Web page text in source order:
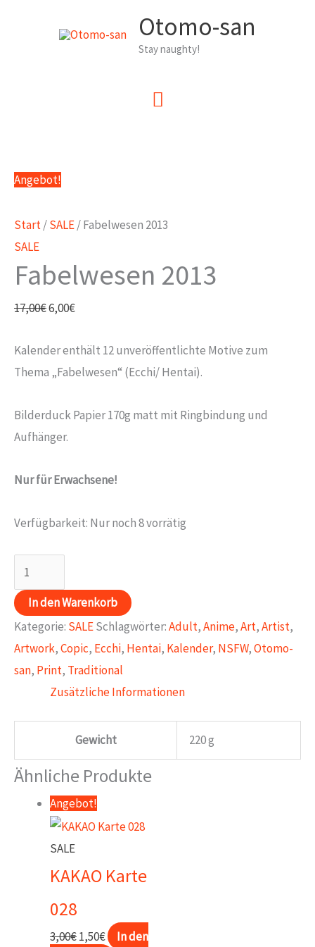
Otomo-san
Stay naughty!
Hauptmenü
Angebot!
Start/SALE/ Fabelwesen 2013
SALE
Fabelwesen 2013
17,00€Ursprünglicher
war:
17,00€
6,00€Aktueller
ist:
6,00€.
Kalender enthält 12 unveröffentlichte Motive zum
Thema „Fabelwesen“ (Ecchi/ Hentai).
Bilderduck Papier 170g matt mit Ringbindung und
Aufhänger.
Nur für Erwachsene!
Verfügbarkeit: Nur noch 8 vorrätig
Fabelwesen
2013
Menge
In den Warenkorb
Kategorie: SALESchlagwörter:Adult,Anime,Art,Artist,
Artwork,Copic, Ecchi, Hentai, Kalender, NSFW,Otomo-
san, Print, Traditional
Zusätzliche Informationen
Gewicht 220 g
Ähnliche Produkte
Angebot!
SALE
KAKAO Karte
028
3,00€Ursprünglicher
1,50€Aktueller
In den